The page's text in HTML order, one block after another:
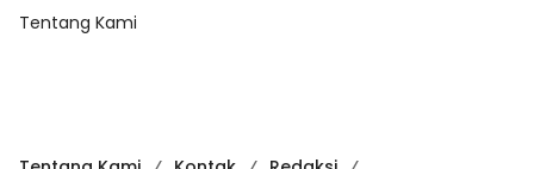
Tentang Kami